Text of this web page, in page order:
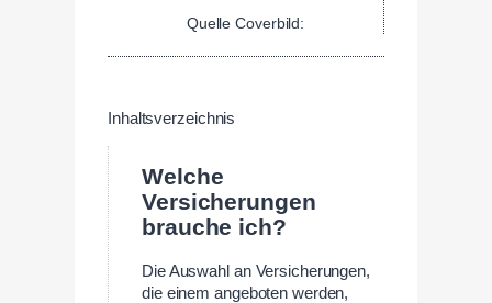
Quelle Coverbild:
Inhaltsverzeichnis
Welche
Versicherungen
brauche ich?
Die Auswahl an Versicherungen,
die einem angeboten werden,